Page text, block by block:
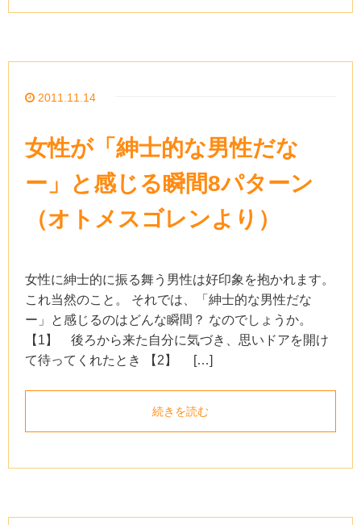
2011.11.14
女性が「紳士的な男性だな
ー」と感じる瞬間8パターン
（オトメスゴレンより）
女性に紳士的に振る舞う男性は好印象を抱かれます。
これ当然のこと。 それでは、「紳士的な男性だな
ー」と感じるのはどんな瞬間？ なのでしょうか。
【1】 後ろから来た自分に気づき、思いドアを開け
て待ってくれたとき 【2】 […]
続きを読む